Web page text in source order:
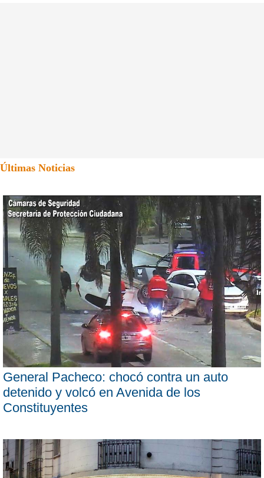
Últimas Noticias
General Pacheco: chocó contra un auto
detenido y volcó en Avenida de los
Constituyentes